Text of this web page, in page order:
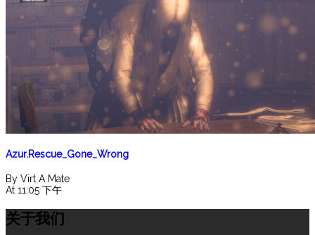
Azur.Rescue_Gone_Wrong
By Virt A Mate
At 11:05 下午
关于我们